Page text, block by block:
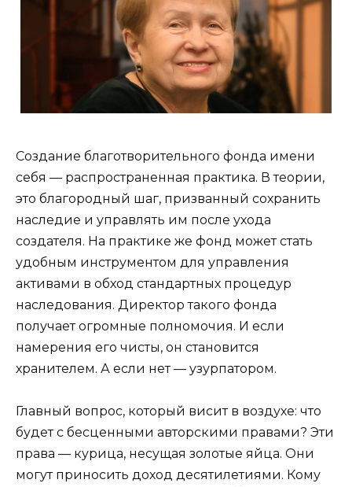
Создание благотворительного фонда имени
себя — распространенная практика. В теории,
это благородный шаг, призванный сохранить
наследие и управлять им после ухода
создателя. На практике же фонд может стать
удобным инструментом для управления
активами в обход стандартных процедур
наследования. Директор такого фонда
получает огромные полномочия. И если
намерения его чисты, он становится
хранителем. А если нет — узурпатором.
Главный вопрос, который висит в воздухе: что
будет с бесценными авторскими правами? Эти
права — курица, несущая золотые яйца. Они
могут приносить доход десятилетиями. Кому